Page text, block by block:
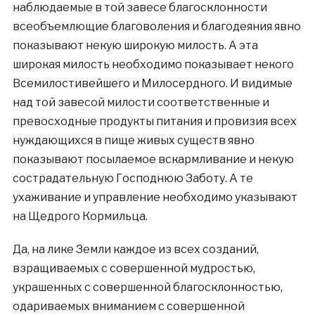
наблюдаемые в той завесе благосклонности
всеобъемлющие благоволения и благодеяния явно
показывают некую широкую милость. А эта
широкая милость необходимо показывает некого
Всемилостивейшего и Милосердного. И видимые
над той завесой милости соответственные и
превосходные продукты питания и провизия всех
нуждающихся в пище живых существ явно
показывают посылаемое вскармливание и некую
сострадательную Господнюю Заботу. А те
ухаживание и управление необходимо указывают
на Щедрого Кормильца.
Да, на лике Земли каждое из всех созданий,
взращиваемых с совершенной мудростью,
украшенных с совершенной благосклонностью,
одариваемых вниманием с совершенной